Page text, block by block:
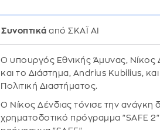
Συνοπτικάαπό ΣΚΑΪ AI
Ο υπουργός Εθνικής Άμυνας, Νίκος
και το Διάστημα, Andrius Kubilius,
Πολιτική Διαστήματος.
Ο Νίκος Δένδιας τόνισε την
χρηματοδοτικό πρόγραμμα "SAFE